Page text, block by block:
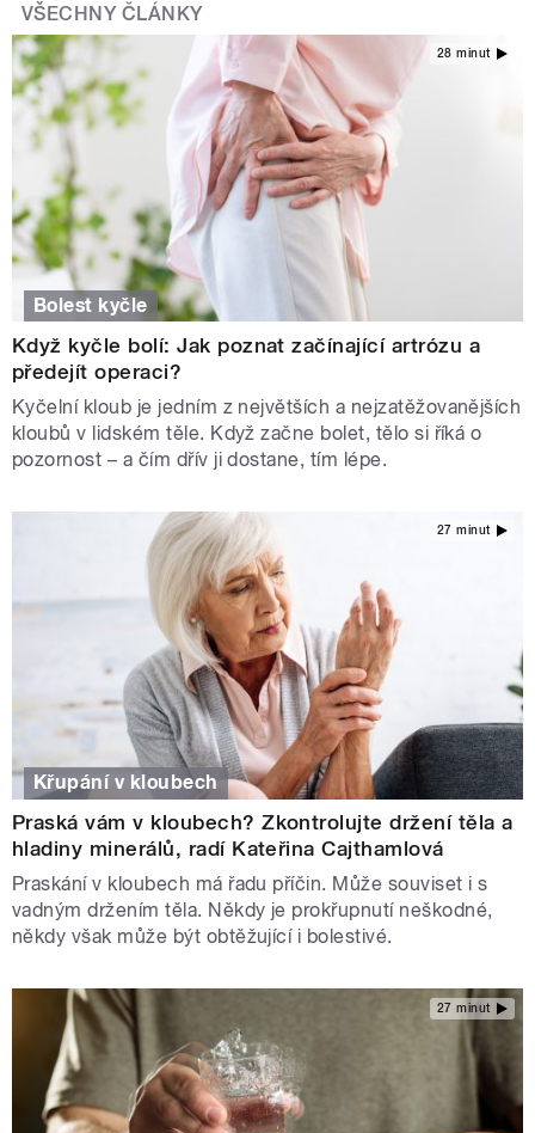
VŠECHNY ČLÁNKY
28 minut
Bolest kyčle
Když kyčle bolí: Jak poznat začínající artrózu a
předejít operaci?
Kyčelní kloub je jedním z největších a nejzatěžovanějších
kloubů v lidském těle. Když začne bolet, tělo si říká o
pozornost – a čím dřív ji dostane, tím lépe.
27 minut
Křupání v kloubech
Praská vám v kloubech? Zkontrolujte držení těla a
hladiny minerálů, radí Kateřina Cajthamlová
Praskání v kloubech má řadu příčin. Může souviset i s
vadným držením těla. Někdy je prokřupnutí neškodné,
někdy však může být obtěžující i bolestivé.
27 minut